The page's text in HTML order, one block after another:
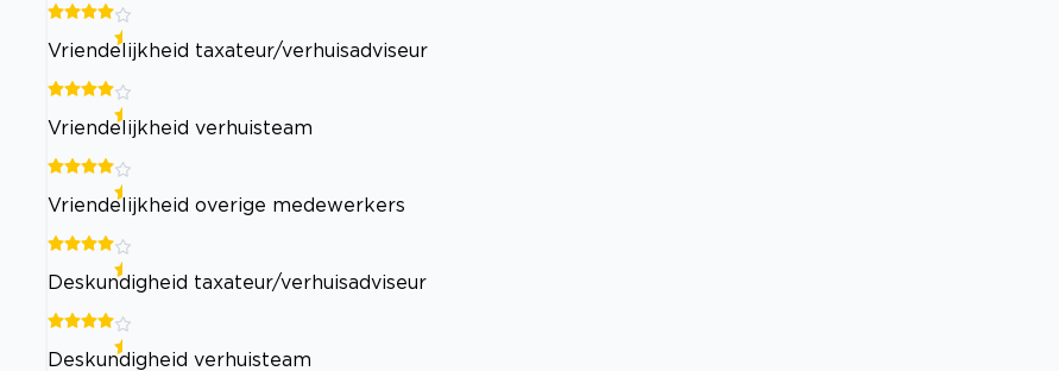
Vriendelijkheid taxateur/verhuisadviseur
Vriendelijkheid verhuisteam
Vriendelijkheid overige medewerkers
Deskundigheid taxateur/verhuisadviseur
Deskundigheid verhuisteam